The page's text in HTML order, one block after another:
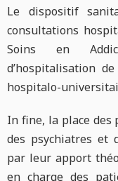
Le dispositif
consultations
Soins en
d’hospitalisation
hospitalo-
In fine, la place des
des psychiatres et
par leur apport
en charge des